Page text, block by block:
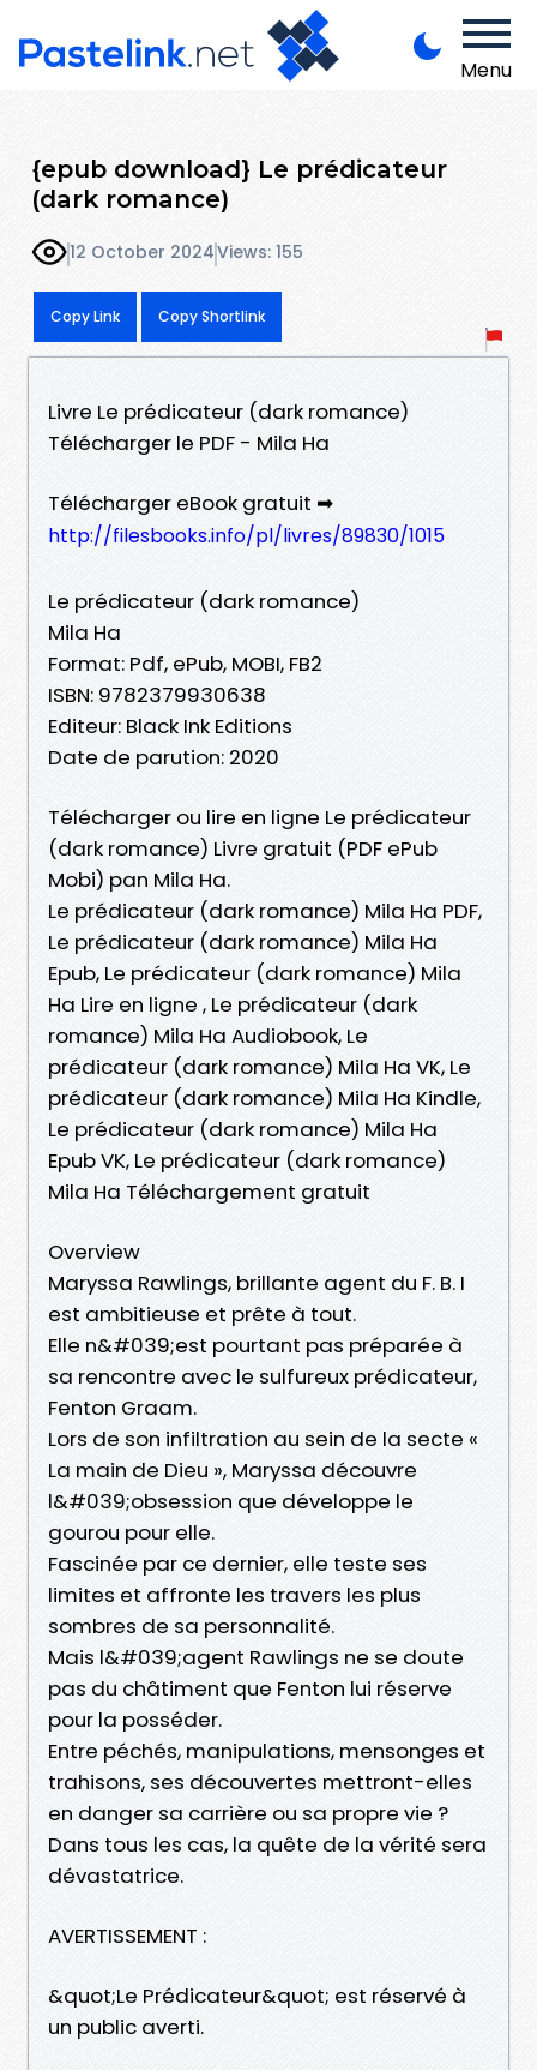
Menu
{epub download} Le prédicateur
(dark romance)
12 October 2024Views: 155
Copy Link Copy Shortlink
Livre Le prédicateur (dark romance)
Télécharger le PDF - Mila Ha
Télécharger eBook gratuit ➡
http://filesbooks.info/pl/livres/89830/1015
Le prédicateur (dark romance)
Mila Ha
Format: Pdf, ePub, MOBI, FB2
ISBN: 9782379930638
Editeur: Black Ink Editions
Date de parution: 2020
Télécharger ou lire en ligne Le prédicateur
(dark romance) Livre gratuit (PDF ePub
Mobi) pan Mila Ha.
Le prédicateur (dark romance) Mila Ha PDF,
Le prédicateur (dark romance) Mila Ha
Epub, Le prédicateur (dark romance) Mila
Ha Lire en ligne , Le prédicateur (dark
romance) Mila Ha Audiobook, Le
prédicateur (dark romance) Mila Ha VK, Le
prédicateur (dark romance) Mila Ha Kindle,
Le prédicateur (dark romance) Mila Ha
Epub VK, Le prédicateur (dark romance)
Mila Ha Téléchargement gratuit
Overview
Maryssa Rawlings, brillante agent du F. B. I
est ambitieuse et prête à tout.
Elle n&#039;est pourtant pas préparée à
sa rencontre avec le sulfureux prédicateur,
Fenton Graam.
Lors de son infiltration au sein de la secte «
La main de Dieu », Maryssa découvre
l&#039;obsession que développe le
gourou pour elle.
Fascinée par ce dernier, elle teste ses
limites et affronte les travers les plus
sombres de sa personnalité.
Mais l&#039;agent Rawlings ne se doute
pas du châtiment que Fenton lui réserve
pour la posséder.
Entre péchés, manipulations, mensonges et
trahisons, ses découvertes mettront-elles
en danger sa carrière ou sa propre vie ?
Dans tous les cas, la quête de la vérité sera
dévastatrice.
AVERTISSEMENT :
&quot;Le Prédicateur&quot; est réservé à
un public averti.